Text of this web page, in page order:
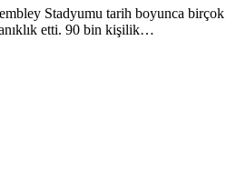
Stadyumu tarih boyunca birçok
etti. 90 bin kişilik…